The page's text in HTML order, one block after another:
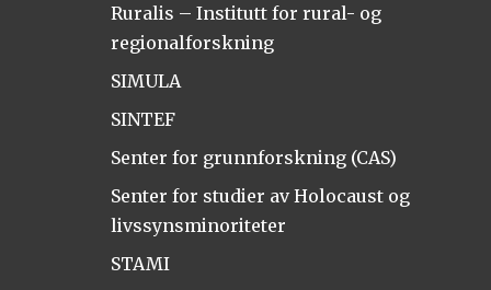
Ruralis – Institutt for rural- og
regionalforskning
SIMULA
SINTEF
Senter for grunnforskning (CAS)
Senter for studier av Holocaust og
livssynsminoriteter
STAMI